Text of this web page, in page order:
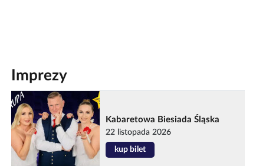
Imprezy
Kabaretowa Biesiada Śląska
22 listopada 2026
kup bilet